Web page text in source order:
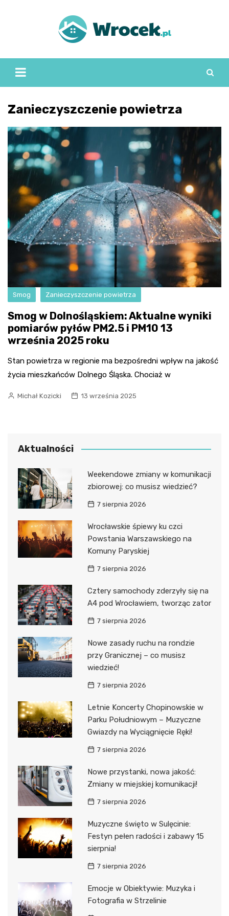
Zanieczyszczenie powietrza
Smog Zanieczyszczenie powietrza
Smog w Dolnośląskiem: Aktualne wyniki
pomiarów pyłów PM2.5 i PM10 13
września 2025 roku
Stan powietrza w regionie ma bezpośredni wpływ na jakość
życia mieszkańców Dolnego Śląska. Chociaż w
Michał Kozicki 13 września 2025
Aktualności
Weekendowe zmiany w komunikacji
zbiorowej: co musisz wiedzieć?
7 sierpnia 2026
Wrocławskie śpiewy ku czci
Powstania Warszawskiego na
Komuny Paryskiej
7 sierpnia 2026
Cztery samochody zderzyły się na
A4 pod Wrocławiem, tworząc zator
7 sierpnia 2026
Nowe zasady ruchu na rondzie
przy Granicznej – co musisz
wiedzieć!
7 sierpnia 2026
Letnie Koncerty Chopinowskie w
Parku Południowym – Muzyczne
Gwiazdy na Wyciągnięcie Ręki!
7 sierpnia 2026
Nowe przystanki, nowa jakość:
Zmiany w miejskiej komunikacji!
7 sierpnia 2026
Muzyczne święto w Sulęcinie:
Festyn pełen radości i zabawy 15
sierpnia!
7 sierpnia 2026
Emocje w Obiektywie: Muzyka i
Fotografia w Strzelinie